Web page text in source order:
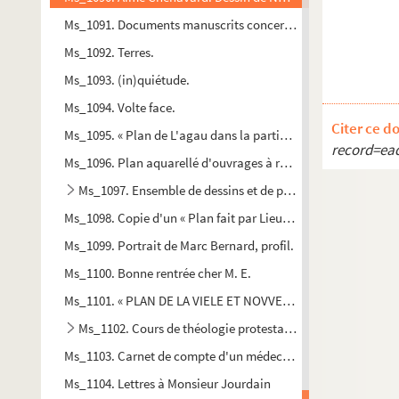
Ms_1091. Documents manuscrits concernant la réalisation
Ms_1092. Terres.
Ms_1093. (in)quiétude.
Ms_1094. Volte face.
Ms_1095. « Plan de L'agau dans la partie qui doit être
Ms_1096. Plan aquarellé d'ouvrages à réaliser sur un canal :
Ms_1097. Ensemble de dessins et de plans.
Ms_1098. Copie d'un « Plan fait par Lieutien Simon,
Ms_1099. Portrait de Marc Bernard, profil.
Ms_1100. Bonne rentrée cher M. E.
Ms_1101. « PLAN DE LA VIELE ET NOVVELLE
Ms_1102. Cours de théologie protestante.
Ms_1103. Carnet de compte d'un médecin de campagne
Ms_1104. Lettres à Monsieur Jourdain
Citer ce